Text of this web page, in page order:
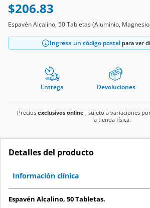
$206.83
Espavén Alcalino, 50 Tabletas (Aluminio,
Ingresa un código postal para ver
Entrega Devoluciones
Precios exclusivos online , sujeto a variaciones
a tienda física.
Detalles del producto
Información clínica
Espavén Alcalino, 50 Tabletas.